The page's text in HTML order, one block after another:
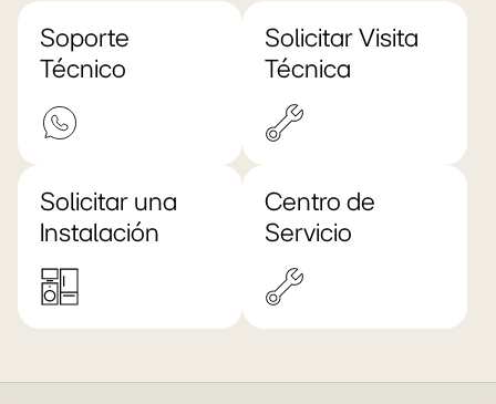
Soporte
Técnico
Solicitar Visita
Técnica
Solicitar una
Instalación
Centro de
Servicio